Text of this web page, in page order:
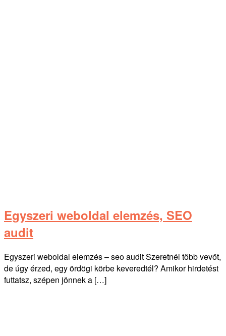
Egyszeri weboldal elemzés, SEO
audit
Egyszeri weboldal elemzés – seo audit Szeretnél több vevőt,
de úgy érzed, egy ördögi körbe keveredtél? Amikor hirdetést
futtatsz, szépen jönnek a […]